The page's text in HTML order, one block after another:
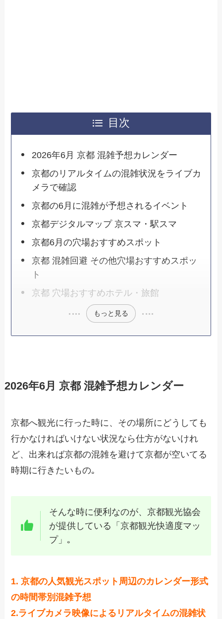
目次
2026年6月 京都 混雑予想カレンダー
京都のリアルタイムの混雑状況をライブカ
メラで確認
京都の6月に混雑が予想されるイベント
京都デジタルマップ 京スマ・駅スマ
京都6月の穴場おすすめスポット
京都 混雑回避 その他穴場おすすめスポッ
ト
京都 穴場おすすめホテル・旅館
もっと見る
2026年6月 京都 混雑予想カレンダー
京都へ観光に行った時に、その場所にどうしても
行かなければいけない状況なら仕方がないけれ
ど、出来れば京都の混雑を避けて京都が空いてる
時期に行きたいもの｡
そんな時に便利なのが、京都観光協会
が提供している「京都観光快適度マッ
プ」｡
1. 京都の人気観光スポット周辺のカレンダー形式
の時間帯別混雑予想
2.ライブカメラ映像によるリアルタイムの混雑状